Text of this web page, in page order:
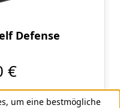
Defense
€
um eine bestmögliche